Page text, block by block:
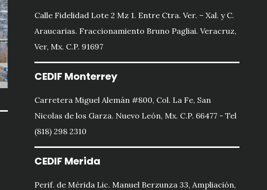
Calle Fidelidad Lote 2 Mz 1. Entre Ctra. Ver. – Xal. y C.
Araucarias. Fraccionamiento Bruno Pagliai. Veracruz,
Ver, Mx. C.P. 91697
CEDIF Monterrey
Carretera Miguel Alemán #800, Col. La Fe, San
Nicolas de los Garza. Nuevo León, Mx. C.P. 66477 - Tel
(818) 298 2310
CEDIF Merida
Perif. de Mérida Lic. Manuel Berzunza 33, Ampliación,